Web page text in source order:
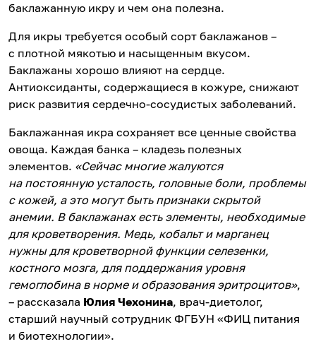
баклажанную икру и чем она полезна.
Для икры требуется особый сорт баклажанов –
с плотной мякотью и насыщенным вкусом.
Баклажаны хорошо влияют на сердце.
Антиоксиданты, содержащиеся в кожуре, снижают
риск развития сердечно-сосудистых заболеваний.
Баклажанная икра сохраняет все ценные свойства
овоща. Каждая банка – кладезь полезных
элементов. «Сейчас многие жалуются
на постоянную усталость, головные боли, проблемы
с кожей, а это могут быть признаки скрытой
анемии. В баклажанах есть элементы, необходимые
для кроветворения. Медь, кобальт и марганец
нужны для кроветворной функции селезенки,
костного мозга, для поддержания уровня
гемоглобина в норме и образования эритроцитов»,
– рассказала Юлия Чехонина, врач-диетолог,
старший научный сотрудник ФГБУН «ФИЦ питания
и биотехнологии».